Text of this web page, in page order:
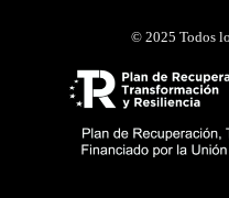
© 2025 Todos